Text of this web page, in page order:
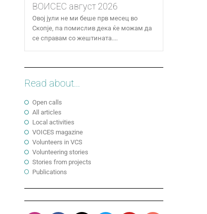
ВОИСЕС август 2026
Овој јули не ми беше прв месец во
Скопје, па помислив дека ќе можам да
се справам со жештината....
Read about...
Open calls
All articles
Local activities
VOICES magazine
Volunteers in VCS
Volunteering stories
Stories from projects
Publications